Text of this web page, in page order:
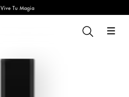
Vive Tu Magia